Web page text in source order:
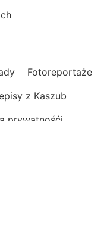
Fotoreportaże
z Kaszub
prywatnośći